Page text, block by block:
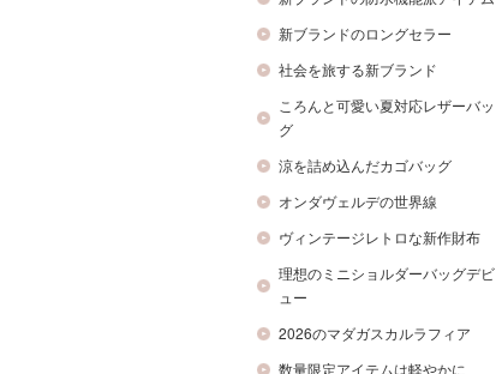
新ブランドのロングセラー
社会を旅する新ブランド
ころんと可愛い夏対応レザーバッ
グ
涼を詰め込んだカゴバッグ
オンダヴェルデの世界線
ヴィンテージレトロな新作財布
理想のミニショルダーバッグデビ
ュー
2026のマダガスカルラフィア
数量限定アイテムは軽やかに